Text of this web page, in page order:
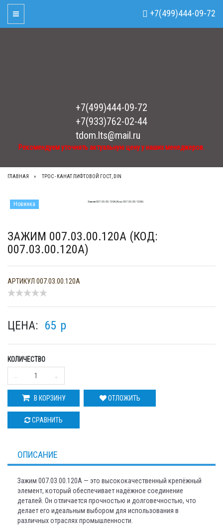
Рекомендуем уточнять актуальную цену у наших менеджеров.
+7(499)444-09-72
+7(933)762-02-44
tdom.lts@mail.ru
Рекомендуем уточнять актуальную цену у наших менеджеров.
+7(499)444-09-72
Toggle Navigation
ГЛАВНАЯ ТРОС - КАНАТ ЛИФТОВОЙ ГОСТ, DIN
Новинка
ЗАЖИМ 007.03.00.120А (КОД:
007.03.00.120А)
АРТИКУЛ 007.03.00.120А
ЦЕНА: 65 p
КОЛИЧЕСТВО
В КОРЗИНУ ОТЛОЖИТЬ
СРАВНИТЬ
ОПИСАНИЕ
Зажим 007.03.00.120А — это высококачественный крепёжный
элемент, который обеспечивает надёжное соединение
деталей. Он отличается прочностью и долговечностью, что
делает его идеальным выбором для использования в
различных отраслях промышленности.